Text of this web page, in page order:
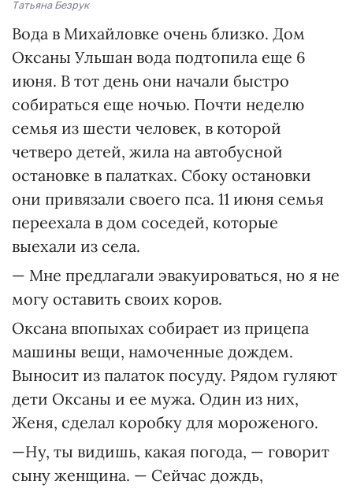
Татьяна Безрук
Вода в Михайловке очень близко. Дом
Оксаны Ульшан вода подтопила еще 6
июня. В тот день они начали быстро
собираться еще ночью. Почти неделю
семья из шести человек, в которой
четверо детей, жила на автобусной
остановке в палатках. Сбоку остановки
они привязали своего пса. 11 июня семья
переехала в дом соседей, которые
выехали из села.
— Мне предлагали эвакуироваться, но я не
могу оставить своих коров.
Оксана впопыхах собирает из прицепа
машины вещи, намоченные дождем.
Выносит из палаток посуду. Рядом гуляют
дети Оксаны и ее мужа. Один из них,
Женя, сделал коробку для мороженого.
—Ну, ты видишь, какая погода, — говорит
сыну женщина. — Сейчас дождь,